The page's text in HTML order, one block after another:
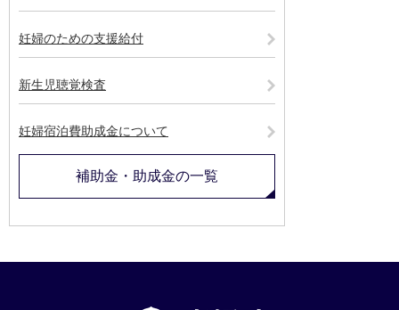
妊婦のための支援給付
新生児聴覚検査
妊婦宿泊費助成金について
補助金・助成金の一覧